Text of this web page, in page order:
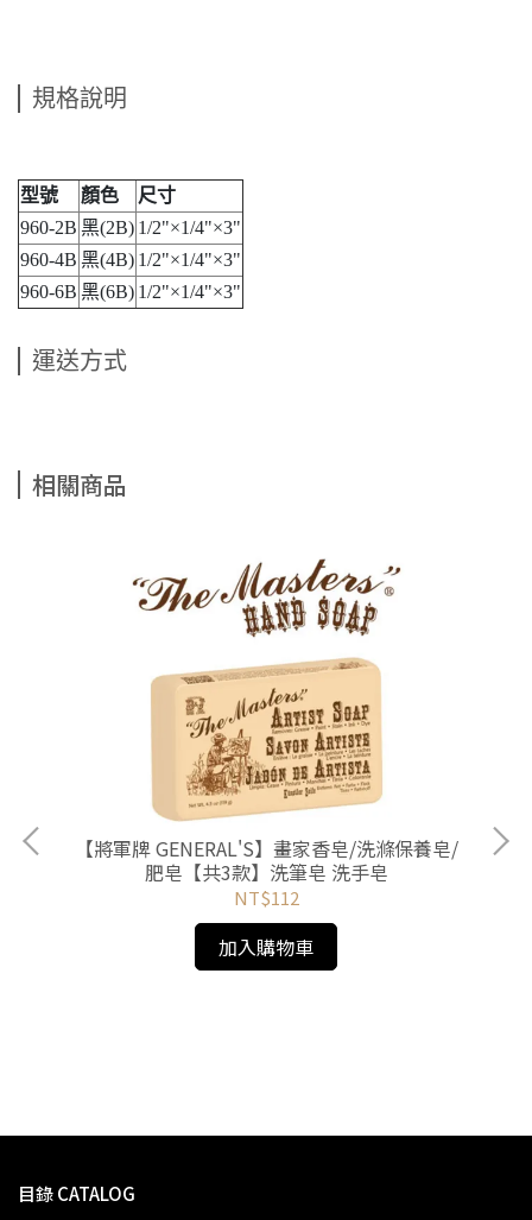
規格說明
型號 顏色
尺寸
960-2B 黑(2B) 1/2"×1/4"×3"
960-4B 黑(4B) 1/2"×1/4"×3"
960-6B 黑(6B) 1/2"×1/4"×3"
運送方式
相關商品
【將軍牌 GENERAL'S】畫家香皂/洗滌保養皂/
肥皂【共3款】洗筆皂 洗手皂
NT$112
加入購物車
性
目錄 CATALOG